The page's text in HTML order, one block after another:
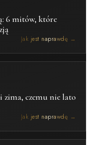
6 mitów, które
Jak jest naprawdę →
zima, czemu nie lato
Jak jest naprawdę →